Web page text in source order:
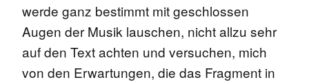
werde ganz bestimmt mit geschlossen
Augen der Musik lauschen, nicht allzu sehr
auf den Text achten und versuchen, mich
von den Erwartungen, die das Fragment in